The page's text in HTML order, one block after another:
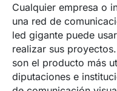
Cualquier empresa o
una red de
led gigante puede
realizar sus
son el producto más
diputaciones e